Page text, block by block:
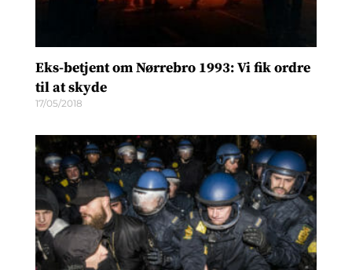
Eks-betjent om Nørrebro 1993: Vi fik ordre
til at skyde
17/05/2018